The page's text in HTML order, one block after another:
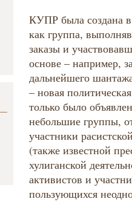
КУПР была создана в
как группа,
заказы и
основе – например,
дальнейшего
– новая
только было
небольшие группы,
участники
(также известной
хулиганской
активистов и
пользующихся